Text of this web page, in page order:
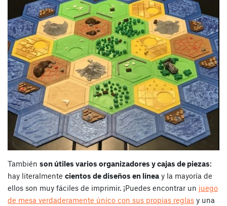
También son útiles varios organizadores y cajas de piezas:
hay literalmente cientos de diseños en línea y la mayoría de
ellos son muy fáciles de imprimir. ¡Puedes encontrar un juego
de mesa verdaderamente único con sus propias reglas y una